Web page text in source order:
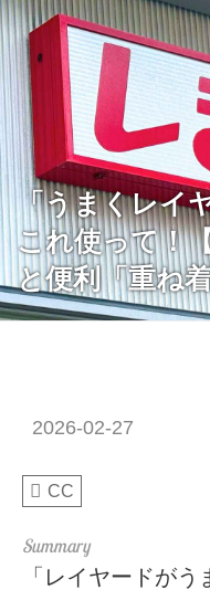
「うまくレイ
これ使って！
と便利「重ね
2026-02-27
CC
「レイヤードが